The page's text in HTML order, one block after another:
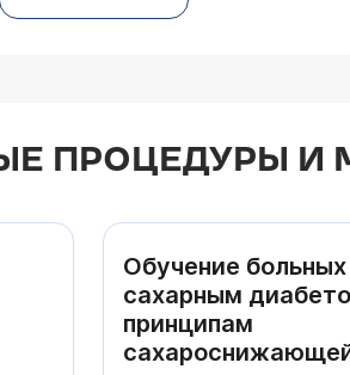
ПРОЦЕДУРЫ И
Обучение больных
сахарным
принципам